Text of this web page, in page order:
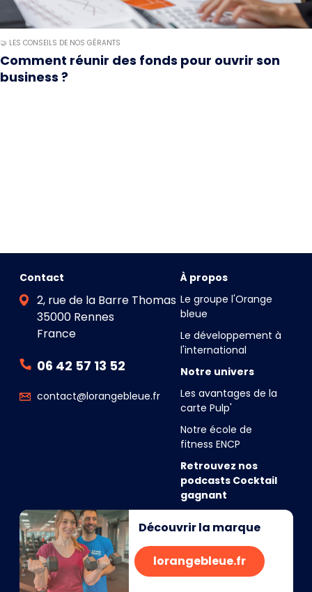
🤝 LES CONSEILS DE NOS GÉRANTS
Comment réunir des fonds pour ouvrir son
business ?
Contact
2, rue de la Barre Thomas
35000 Rennes
France
06 42 57 13 52
contact@lorangebleue.fr
À propos
Le groupe l'Orange
bleue
Le développement à
l'international
Notre univers
Les avantages de la
carte Pulp'
Notre école de
fitness ENCP
Retrouvez nos
podcasts Cocktail
gagnant
Découvrir la marque
lorangebleue.fr